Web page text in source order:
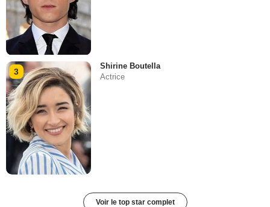
3
Shirine Boutella
Actrice
Voir le top star complet